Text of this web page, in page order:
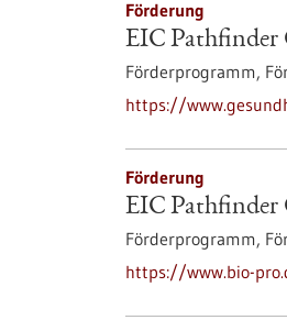
Förderung
EIC Pathfinder
Förderprogramm,
https://
Förderung
EIC Pathfinder
Förderprogramm,
https://www.bio-